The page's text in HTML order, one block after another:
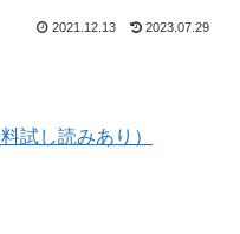
2021.12.13 2023.07.29
試し読みあり）